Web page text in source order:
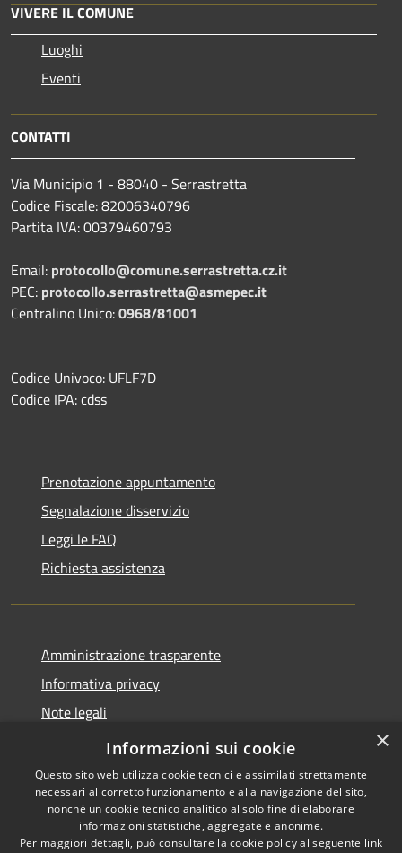
VIVERE IL COMUNE
Luoghi
Eventi
CONTATTI
Via Municipio 1 - 88040 - Serrastretta
Codice Fiscale: 82006340796
Partita IVA: 00379460793
Email: protocollo@comune.serrastretta.cz.it
PEC: protocollo.serrastretta@asmepec.it
Centralino Unico:0968/81001
Codice Univoco: UFLF7D
Codice IPA: cdss
Prenotazione appuntamento
Segnalazione disservizio
Leggi le FAQ
Richiesta assistenza
Amministrazione trasparente
Informativa privacy
Note legali
Dichiarazione di accessibilità
Copyright © 2026 • Comune di
×
Informazioni sui cookie
Questo sito web utilizza cookie tecnici e assimilati strettamente
necessari al corretto funzionamento e alla navigazione del sito,
nonché un cookie tecnico analitico al solo fine di elaborare
informazioni statistiche, aggregate e anonime.
Per maggiori dettagli, può consultare la cookie policy al seguente link